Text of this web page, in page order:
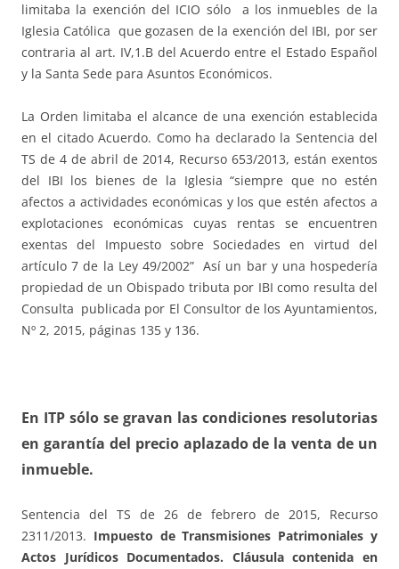
limitaba la exención del ICIO sólo a los inmuebles de la
Iglesia Católica que gozasen de la exención del IBI, por ser
contraria al art. IV,1.B del Acuerdo entre el Estado Español
y la Santa Sede para Asuntos Económicos.
La Orden limitaba el alcance de una exención establecida
en el citado Acuerdo. Como ha declarado la Sentencia del
TS de 4 de abril de 2014, Recurso 653/2013, están exentos
del IBI los bienes de la Iglesia “siempre que no estén
afectos a actividades económicas y los que estén afectos a
explotaciones económicas cuyas rentas se encuentren
exentas del Impuesto sobre Sociedades en virtud del
artículo 7 de la Ley 49/2002” Así un bar y una hospedería
propiedad de un Obispado tributa por IBI como resulta del
Consulta publicada por El Consultor de los Ayuntamientos,
Nº 2, 2015, páginas 135 y 136.
En ITP sólo se gravan las condiciones resolutorias
en garantía del precio aplazado de la venta de un
inmueble.
Sentencia del TS de 26 de febrero de 2015, Recurso
2311/2013. Impuesto de Transmisiones Patrimoniales y
Actos Jurídicos Documentados. Cláusula contenida en